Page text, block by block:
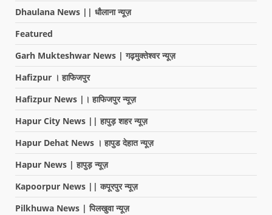
Dhaulana News || धौलाना न्यूज़
Featured
Garh Mukteshwar News | गढ़मुक्तेश्वर न्यूज़
Hafizpur । हाफिजपुर
Hafizpur News |। हाफिजपुर न्यूज़
Hapur City News || हापुड़ शहर न्यूज़
Hapur Dehat News । हापुड देहात न्यूज़
Hapur News | हापुड़ न्यूज़
Kapoorpur News || कपूरपुर न्यूज़
Pilkhuwa News | पिलखुवा न्यूज़